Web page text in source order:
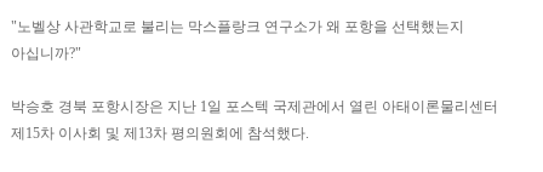
"노벨상 사관학교로 불리는 막스플랑크 연구소가 왜 포항을 선택했는지
아십니까?"
박승호 경북 포항시장은 지난 1일 포스텍 국제관에서 열린 아태이론물리센터
제15차 이사회 및 제13차 평의원회에 참석했다.